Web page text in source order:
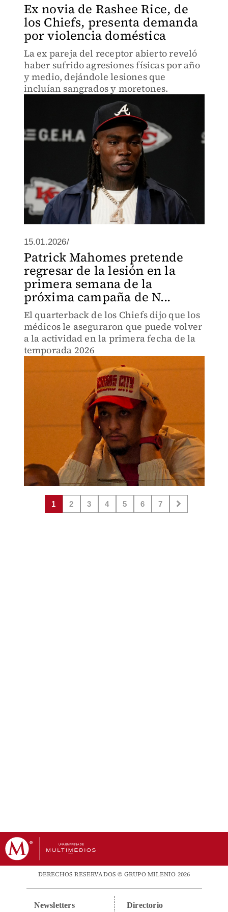
Ex novia de Rashee Rice, de
los Chiefs, presenta demanda
por violencia doméstica
La ex pareja del receptor abierto reveló
haber sufrido agresiones físicas por año
y medio, dejándole lesiones que
incluían sangrados y moretones.
15.01.2026/
Patrick Mahomes pretende
regresar de la lesión en la
primera semana de la
próxima campaña de N...
El quarterback de los Chiefs dijo que los
médicos le aseguraron que puede volver
a la actividad en la primera fecha de la
temporada 2026
1 2 3 4 5 6 7
DERECHOS RESERVADOS © GRUPO MILENIO 2026
Newsletters Directorio